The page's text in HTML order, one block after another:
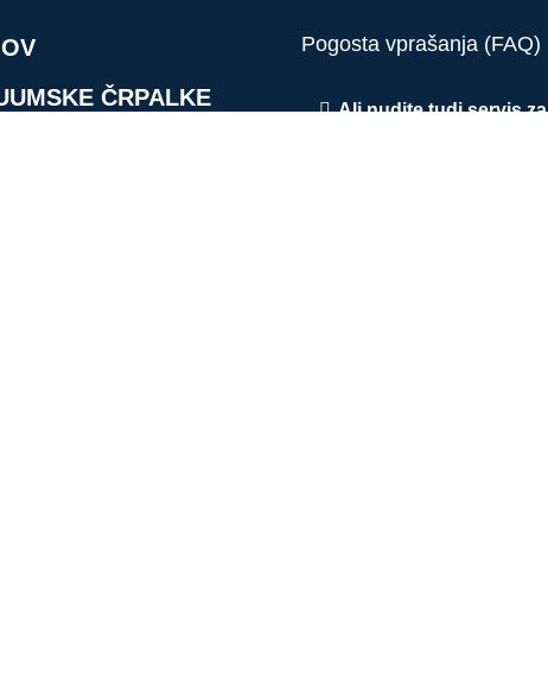
ČRPALKE
Pogosta vprašanja (FAQ)
Ali nudite tudi servis za